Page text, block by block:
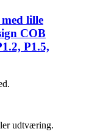
lille
COB
P1.5,
udtværing.